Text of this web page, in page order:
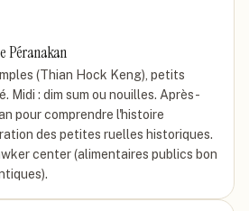
Péranakan
(Thian Hock Keng), petits
Midi : dim sum ou nouilles. Après-
pour comprendre l'histoire
des petites ruelles historiques.
center (alimentaires publics bon